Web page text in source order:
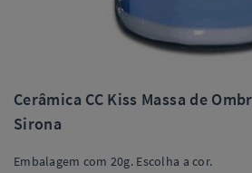
Cerâmica CC Kiss Massa de
Sirona
Embalagem com 20g. Escolha a cor.